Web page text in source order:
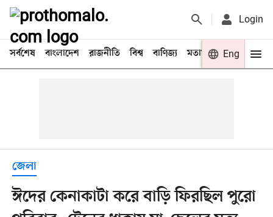
Login
সর্বশেষ বাংলাদেশ রাজনীতি বিশ্ব বাণিজ্য মতামত খেলা
Eng
জেলা
ঈদের কেনাকাটা করে বাড়ি ফিরছিল পুরো